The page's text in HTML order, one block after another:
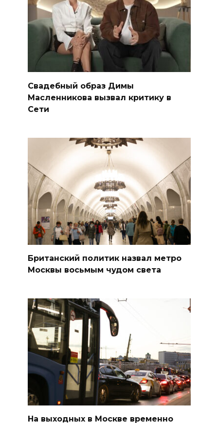
Свадебный образ Димы
Масленникова вызвал критику в
Сети
Британский политик назвал метро
Москвы восьмым чудом света
На выходных в Москве временно